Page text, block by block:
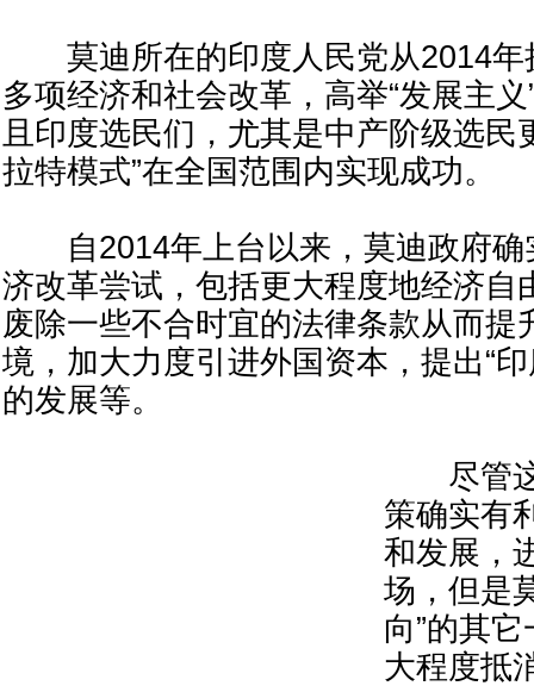
莫迪所在的印度人民党从2014年
多项经济和社会改革，高举“发展主
且印度选民们，尤其是中产阶级选民
拉特模式”在全国范围内实现成功。
自2014年上台以来，莫迪政府确
济改革尝试，包括更大程度地经济自
废除一些不合时宜的法律条款从而提
境，加大力度引进外国资本，提出“
的发展等。
尽管这
策确实有
和发展，
场，但是
向”的其
大程度抵